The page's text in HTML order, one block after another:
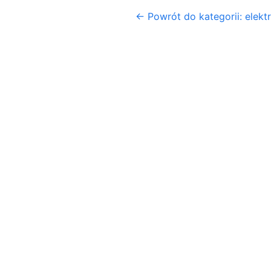
← Powrót do kategorii: